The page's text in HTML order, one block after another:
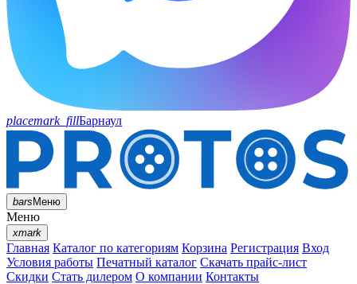
placemark_fillБарнаул
barsМеню
Меню
xmark
Главная Каталог по категориям Корзина Регистрация Вход
Условия работы Печатный каталог Скачать прайс-лист
Скидки Стать дилером О компании Контакты